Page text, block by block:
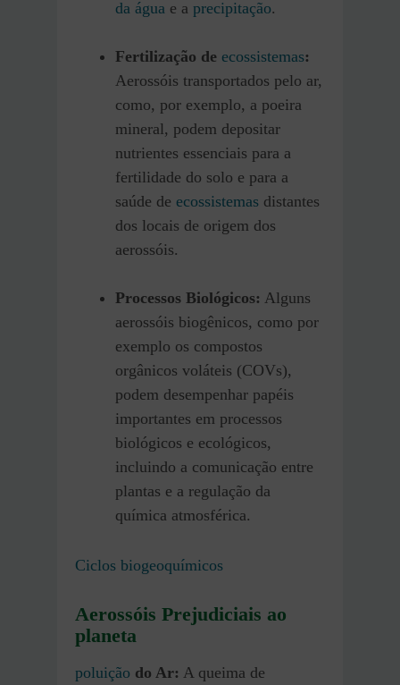
da água e a precipitação.
Fertilização de ecossistemas:
Aerossóis transportados pelo ar,
como, por exemplo, a poeira
mineral, podem depositar
nutrientes essenciais para a
fertilidade do solo e para a
saúde de ecossistemas distantes
dos locais de origem dos
aerossóis.
Processos Biológicos: Alguns
aerossóis biogênicos, como por
exemplo os compostos
orgânicos voláteis (COVs),
podem desempenhar papéis
importantes em processos
biológicos e ecológicos,
incluindo a comunicação entre
plantas e a regulação da
química atmosférica.
Ciclos biogeoquímicos
Aerossóis Prejudiciais ao
planeta
poluição do Ar: A queima de